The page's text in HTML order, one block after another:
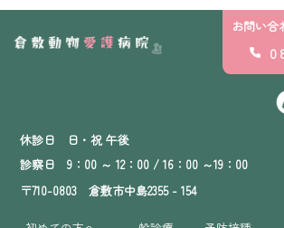
お問い合
休診日 日・祝 午後
診察日 9：00 ～ 12：00 / 16：00 ～19：00
〒710-0803 倉敷市中島2355 - 154